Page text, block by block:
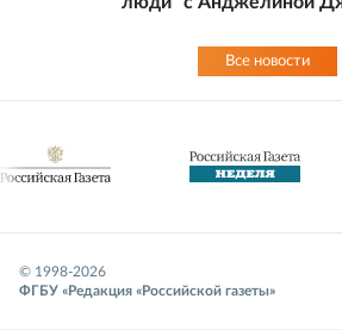
Все новости
© 1998-2026
ФГБУ «Редакция «Российской газеты»